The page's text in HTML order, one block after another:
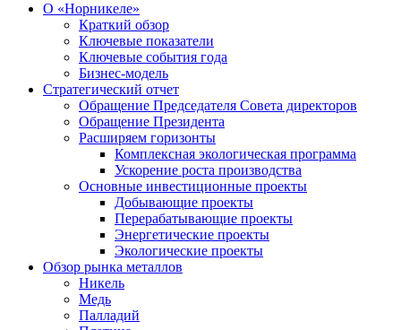
О «Норникеле»
Краткий обзор
Ключевые показатели
Ключевые события года
Бизнес-модель
Стратегический отчет
Обращение Председателя Совета директоров
Обращение Президента
Расширяем горизонты
Комплексная экологическая программа
Ускорение роста производства
Основные инвестиционные проекты
Добывающие проекты
Перерабатывающие проекты
Энергетические проекты
Экологические проекты
Обзор рынка металлов
Никель
Медь
Палладий